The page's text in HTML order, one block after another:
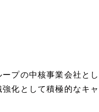
ープの中核事業会社と
強化として積極的なキ